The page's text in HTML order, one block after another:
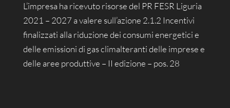
L’impresa ha ricevuto risorse del PR FESR Liguria
2021 – 2027 a valere sull’azione 2.1.2 Incentivi
finalizzati alla riduzione dei consumi energetici e
delle emissioni di gas climalteranti delle imprese e
delle aree produttive – II edizione – pos. 28